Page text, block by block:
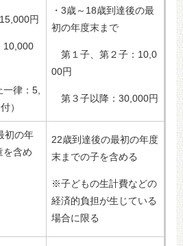
円
10,000
一律：5,
）
・3歳～18歳到達後の最
初の年度末まで
第１子、第２子：10,0
00円
第３子以降：30,000円
初の年
を含め
22歳到達後の最初の年度
末までの子を含める
※子どもの生計費などの
経済的負担が生じている
場合に限る